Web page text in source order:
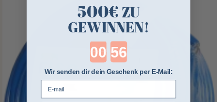
500€ ZU
GEWINNEN!
Countdown ends in:
Wir senden dir dein Geschenk per E-Mail: